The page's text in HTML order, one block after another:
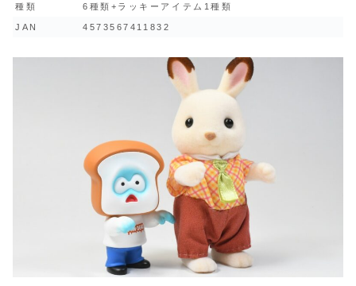
種類 6種類+ラッキーアイテム1種類
JAN 4573567411832